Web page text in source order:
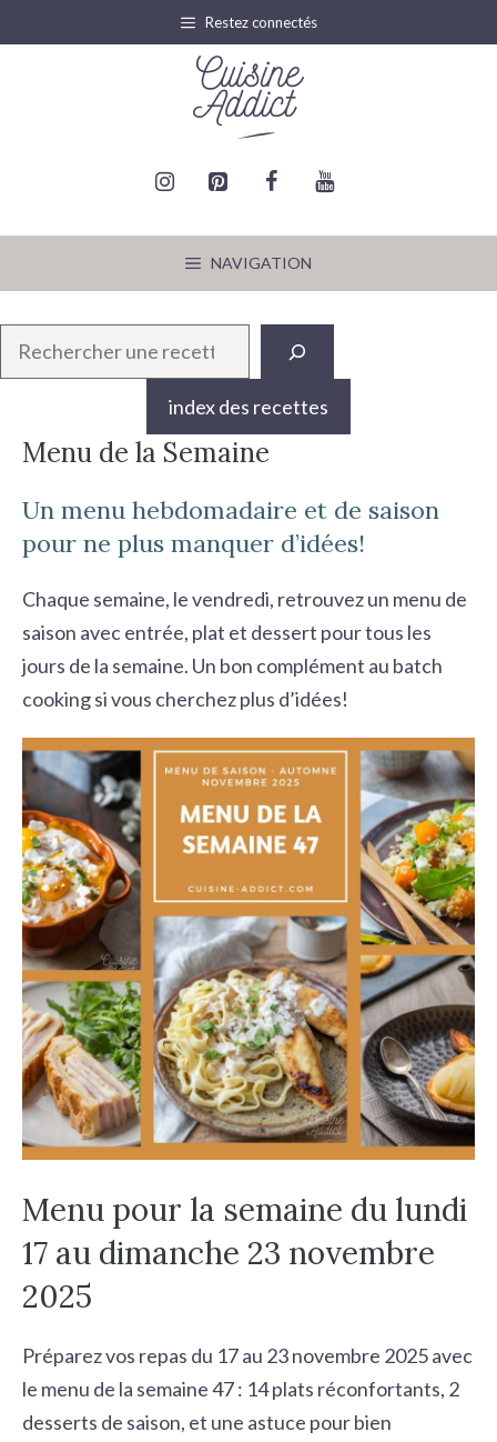
au
Restez connectés
NAVIGATION
e
index des recettes
Menu de la Semaine
Un menu hebdomadaire et de saison
pour ne plus manquer d’idées!
Chaque semaine, le vendredi, retrouvez un menu de
saison avec entrée, plat et dessert pour tous les
jours de la semaine. Un bon complément au batch
cookingsi vous cherchez plus d’idées!
Menu pour la semaine du lundi
17 au dimanche 23 novembre
2025
Préparez vos repas du 17 au 23 novembre 2025 avec
le menu de la semaine 47 : 14 plats réconfortants, 2
desserts de saison, et une astuce pour bien